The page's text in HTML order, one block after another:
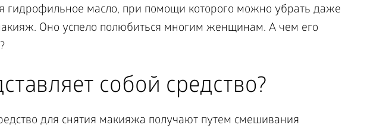
гидрофильное масло, при помощи которого можно убрать даже
Оно успело полюбиться многим женщинам. А чем его
собой средство?
для снятия макияжа получают путем смешивания